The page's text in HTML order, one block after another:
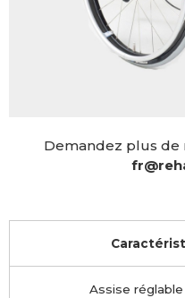
Demandez plus de
Assise réglable